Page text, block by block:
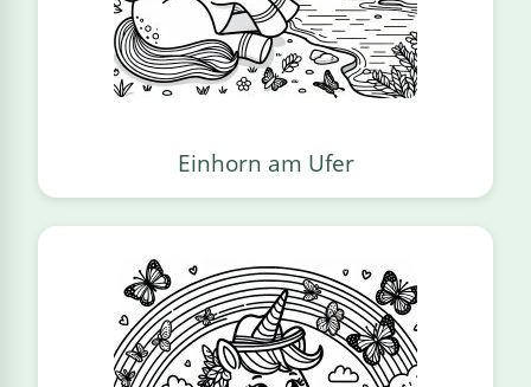
Einhorn am Ufer